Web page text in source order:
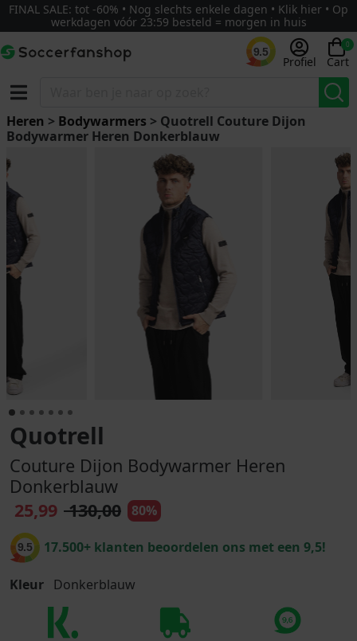
FINAL SALE: tot -60% • Nog slechts enkele dagen • Klik hier • Op
werkdagen vóór 23:59 besteld = morgen in huis
9.5
Profiel
0
Cart
Heren > Bodywarmers > Quotrell Couture Dijon
Bodywarmer Heren Donkerblauw
Quotrell
Couture Dijon Bodywarmer Heren
Donkerblauw
25,99 130,00 80%
9.5 17.500+ klanten beoordelen ons met een 9,5!
Kleur Donkerblauw